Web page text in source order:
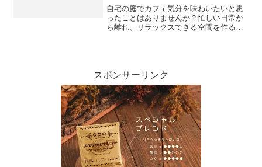
を紹介します。
自宅の庭でカフェ気分を味わいたいと思
ったことはありませんか？忙しい日常か
ら離れ、リラックスできる空間を作るた
スポンサーリンク